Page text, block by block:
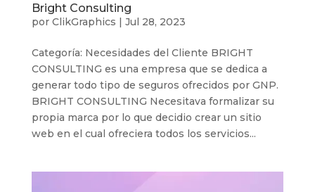
Bright Consulting
por ClikGraphics | Jul 28, 2023
Categoría: Necesidades del Cliente BRIGHT
CONSULTING es una empresa que se dedica a
generar todo tipo de seguros ofrecidos por GNP.
BRIGHT CONSULTING Necesitava formalizar su
propia marca por lo que decidio crear un sitio
web en el cual ofreciera todos los servicios...